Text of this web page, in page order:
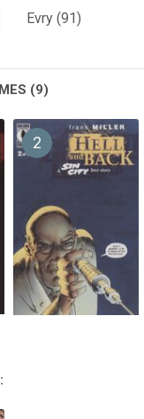
Evry (91)
(9)
2